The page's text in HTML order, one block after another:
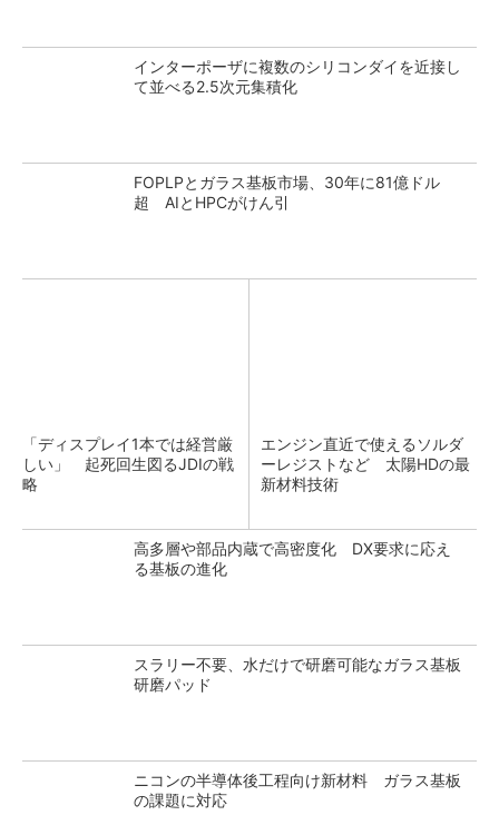
インターポーザに複数のシリコンダイを近接し
て並べる2.5次元集積化
FOPLPとガラス基板市場、30年に81億ドル
超 AIとHPCがけん引
「ディスプレイ1本では経営厳
しい」 起死回生図るJDIの戦
略
エンジン直近で使えるソルダ
ーレジストなど 太陽HDの最
新材料技術
高多層や部品内蔵で高密度化 DX要求に応え
る基板の進化
スラリー不要、水だけで研磨可能なガラス基板
研磨パッド
ニコンの半導体後工程向け新材料 ガラス基板
の課題に対応